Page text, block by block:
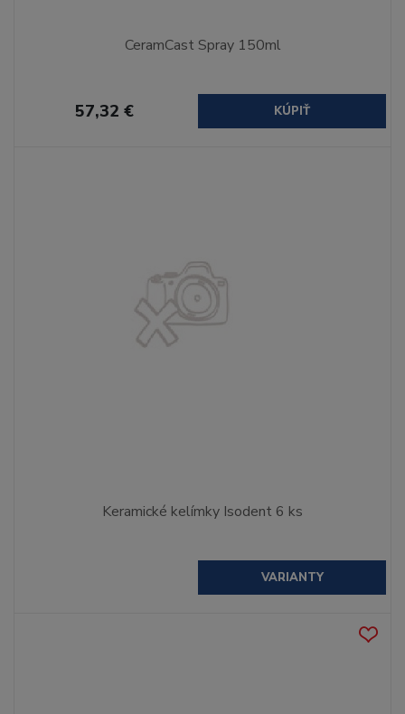
CeramCast Spray 150ml
57,32 € KÚPIŤ
Keramické kelímky Isodent 6 ks
VARIANTY